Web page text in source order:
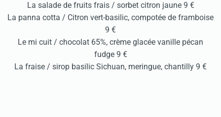
La salade de fruits frais / sorbet citron jaune 9 €
La panna cotta / Citron vert-basilic, compotée de framboise
9 €
Le mi cuit / chocolat 65%, crème glacée vanille pécan
fudge 9 €
La fraise / sirop basilic Sichuan, meringue, chantilly 9 €